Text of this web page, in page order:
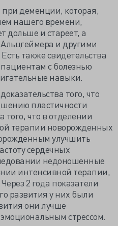
деменции, которая,
нашего времени,
дольше и стареет, а
и другими
также свидетельства
с болезнью
навыки.
того, что
пластичности
того, что в отделении
терапии новорожденных
улучшить
сердечных
недоношенные
интенсивной терапии,
2 года показатели
развития у них были
они лучше
стрессом.